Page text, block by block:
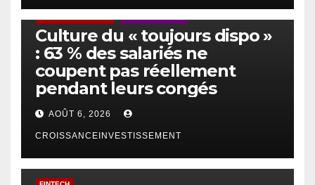
Culture du « toujours dispo »
: 63 % des salariés ne
coupent pas réellement
pendant leurs congés
AOÛT 6, 2026
CROISSANCEINVESTISSEMENT